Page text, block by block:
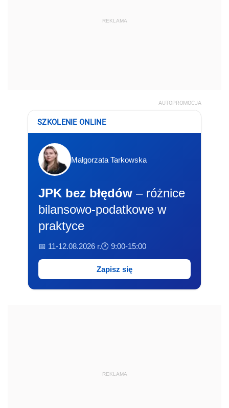
REKLAMA
AUTOPROMOCJA
SZKOLENIE ONLINE
Małgorzata Tarkowska
JPK bez błędów – różnice
bilansowo-podatkowe w
praktyce
📅 11-12.08.2026 r.🕐 9:00-15:00
Zapisz się
REKLAMA